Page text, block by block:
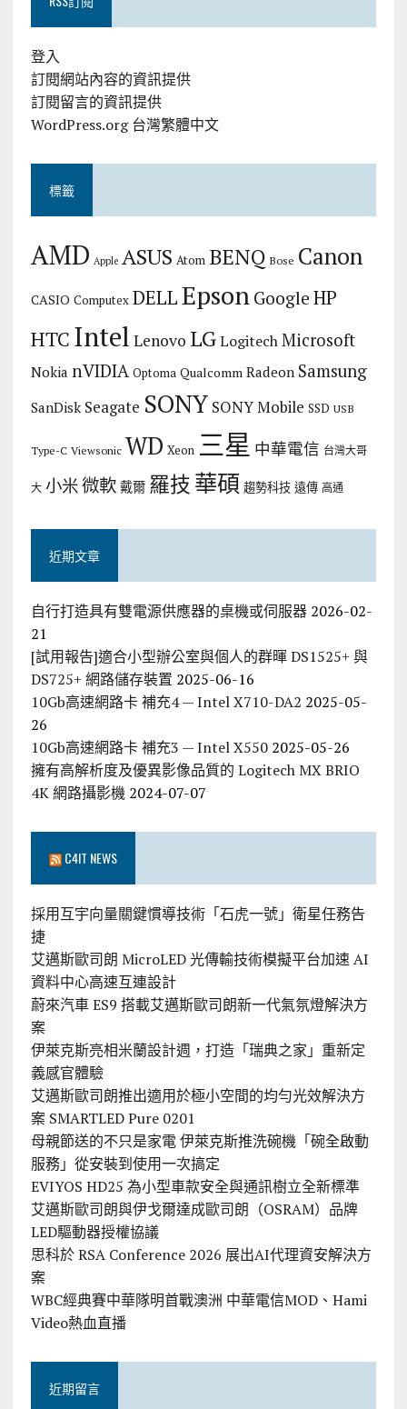
登入
訂閱網站內容的資訊提供
訂閱留言的資訊提供
WordPress.org 台灣繁體中文
標籤
AMD Apple ASUS Atom BENQ Bose Canon
CASIO Computex DELLEpson Google HP
HTC Intel Lenovo LG Logitech Microsoft
Nokia nVIDIA Optoma Qualcomm Radeon Samsung
SanDisk Seagate SONY SONY Mobile SSD USB
Type-C Viewsonic WD Xeon 三星 中華電信 台灣大哥
大 小米微軟 戴爾 羅技華碩 趨勢科技 遠傳 高通
近期文章
自行打造具有雙電源供應器的桌機或伺服器 2026-02-
21
[試用報告]適合小型辦公室與個人的群暉 DS1525+ 與
DS725+ 網路儲存裝置 2025-06-16
10Gb高速網路卡 補充4 — Intel X710-DA2 2025-05-
26
10Gb高速網路卡 補充3 — Intel X550 2025-05-26
擁有高解析度及優異影像品質的 Logitech MX BRIO
4K 網路攝影機 2024-07-07
C4IT NEWS
採用互宇向量關鍵慣導技術「石虎一號」衛星任務告
捷
艾邁斯歐司朗 MicroLED 光傳輸技術模擬平台加速 AI
資料中心高速互連設計
蔚來汽車 ES9 搭載艾邁斯歐司朗新一代氣氛燈解決方
案
伊萊克斯亮相米蘭設計週，打造「瑞典之家」重新定
義感官體驗
艾邁斯歐司朗推出適用於極小空間的均勻光效解決方
案 SMARTLED Pure 0201
母親節送的不只是家電 伊萊克斯推洗碗機「碗全啟動
服務」從安裝到使用一次搞定
EVIYOS HD25 為小型車款安全與通訊樹立全新標準
艾邁斯歐司朗與伊戈爾達成歐司朗（OSRAM）品牌
LED驅動器授權協議
思科於 RSA Conference 2026 展出AI代理資安解決方
案
WBC經典賽中華隊明首戰澳洲 中華電信MOD、Hami
Video熱血直播
近期留言